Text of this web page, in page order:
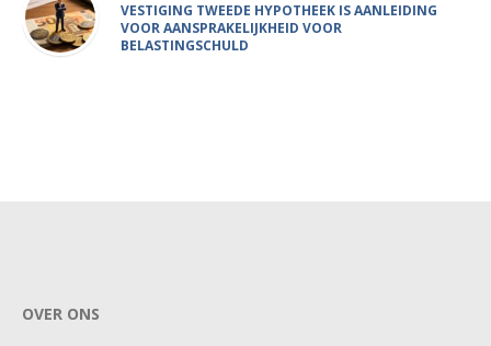
VESTIGING TWEEDE HYPOTHEEK IS AANLEIDING
VOOR AANSPRAKELIJKHEID VOOR
BELASTINGSCHULD
OVER ONS